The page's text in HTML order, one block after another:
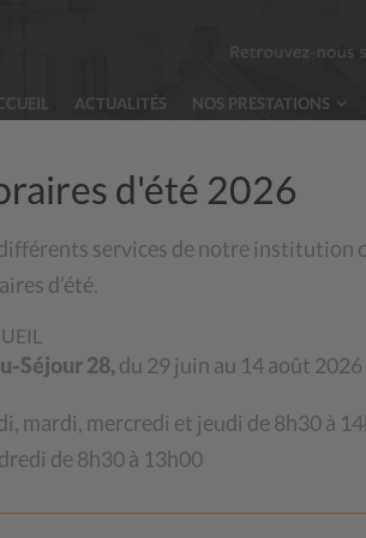
ACTUALITÉS NOS PRESTATIONS
d'été 2026
services de notre institution
d’été.
Séjour 28, du 29 juin au 14 août 2026
mardi, mercredi et jeudi de 8h30 à
de 8h30 à 13h00